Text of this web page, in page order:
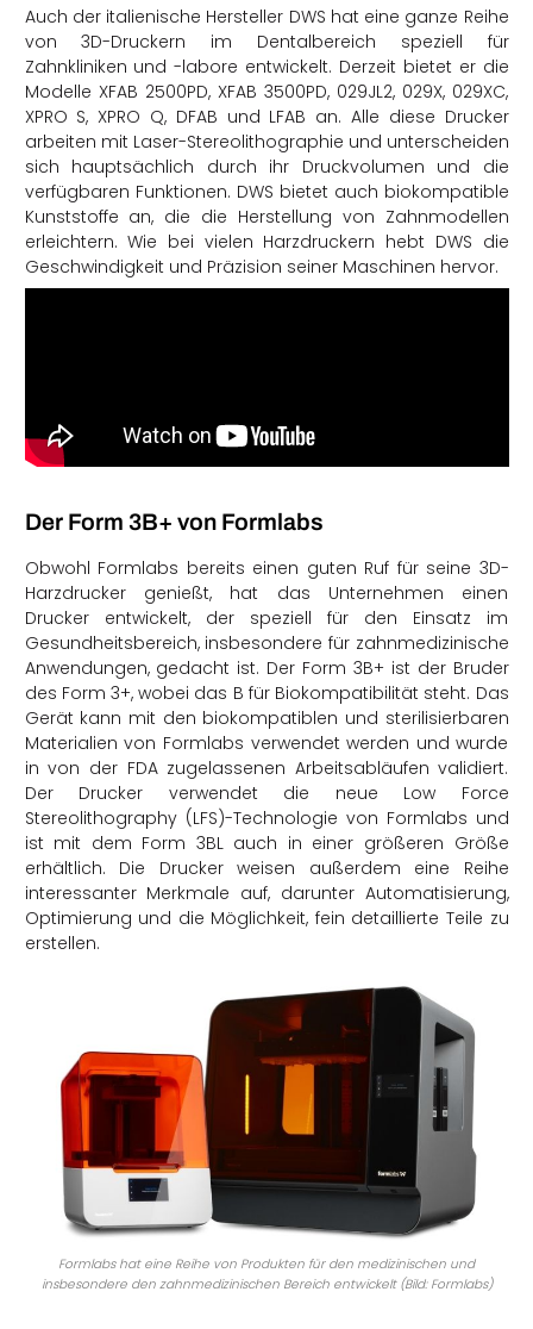
Auch der italienische Hersteller DWS hat eine ganze Reihe
von 3D-Druckern im Dentalbereich speziell für
Zahnkliniken und -labore entwickelt. Derzeit bietet er die
Modelle XFAB 2500PD, XFAB 3500PD, 029JL2, 029X, 029XC,
XPRO S, XPRO Q, DFAB und LFAB an. Alle diese Drucker
arbeiten mit Laser-Stereolithographie und unterscheiden
sich hauptsächlich durch ihr Druckvolumen und die
verfügbaren Funktionen. DWS bietet auch biokompatible
Kunststoffe an, die die Herstellung von Zahnmodellen
erleichtern. Wie bei vielen Harzdruckern hebt DWS die
Geschwindigkeit und Präzision seiner Maschinen hervor.
Der Form 3B+ von Formlabs
Obwohl Formlabs bereits einen guten Ruf für seine 3D-
Harzdrucker genießt, hat das Unternehmen einen
Drucker entwickelt, der speziell für den Einsatz im
Gesundheitsbereich, insbesondere für zahnmedizinische
Anwendungen, gedacht ist. Der Form 3B+ ist der Bruder
des Form 3+, wobei das B für Biokompatibilität steht. Das
Gerät kann mit den biokompatiblen und sterilisierbaren
Materialien von Formlabs verwendet werden und wurde
in von der FDA zugelassenen Arbeitsabläufen validiert.
Der Drucker verwendet die neue Low Force
Stereolithography (LFS)-Technologie von Formlabs und
ist mit dem Form 3BL auch in einer größeren Größe
erhältlich. Die Drucker weisen außerdem eine Reihe
interessanter Merkmale auf, darunter Automatisierung,
Optimierung und die Möglichkeit, fein detaillierte Teile zu
erstellen.
Formlabs hat eine Reihe von Produkten für den medizinischen und
insbesondere den zahnmedizinischen Bereich entwickelt (Bild: Formlabs)